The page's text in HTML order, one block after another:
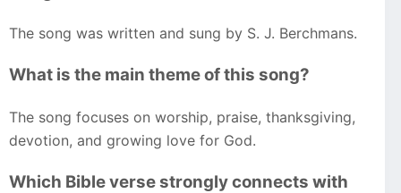
The song was written and sung by S. J. Berchmans.
What is the main theme of this song?
The song focuses on worship, praise, thanksgiving,
devotion, and growing love for God.
Which Bible verse strongly connects with